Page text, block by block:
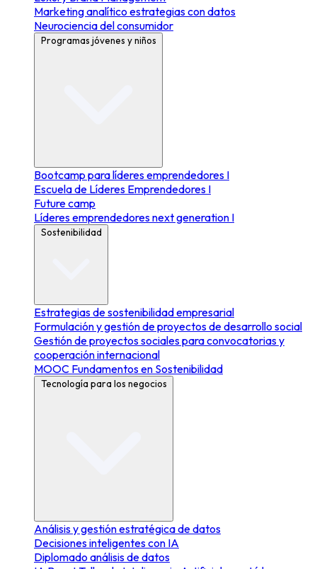
Marketing analítico estrategias con datos
Neurociencia del consumidor
Programas jóvenes y niños
Bootcamp para líderes emprendedores I
Escuela de Líderes Emprendedores I
Future camp
Líderes emprendedores next generation I
Sostenibilidad
Estrategias de sostenibilidad empresarial
Formulación y gestión de proyectos de desarrollo social
Gestión de proyectos sociales para convocatorias y
cooperación internacional
MOOC Fundamentos en Sostenibilidad
Tecnología para los negocios
Análisis y gestión estratégica de datos
Decisiones inteligentes con IA
Diplomado análisis de datos